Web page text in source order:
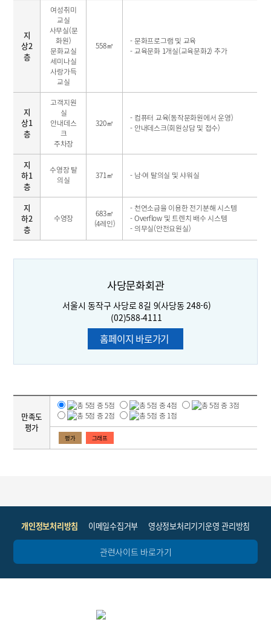
지
상2
층
여성취미
교실
사무실(문
화원)
문화교실
세미나실
사랑가득
교실
558㎡
- 문화프로그램 및 교육
- 교육문화 1개실(교육문화2) 추가
지
상1
층
고객지원
실
안내데스
크
주차장
320㎡
- 컴퓨터 교육(동작문화원에서 운영)
- 안내데스크(회원상담 및 접수)
지
하1
층
수영장 탈
의실
371㎡ - 남·여 탈의실 및 샤워실
지
하2
층
수영장
683㎡
(4레인)
- 천연소금을 이용한 전기분해 시스템
- Overflow 및 트렌치 배수 시스템
- 의무실(안전요원실)
사당문화회관
서울시 동작구 사당로 8길 9(사당동 248-6)
(02)588-4111
홈페이지 바로가기
만족도
평가
평가 그래프
개인정보처리방침 이메일수집거부 영상정보처리기기운영 관리방침
관련사이트 바로가기